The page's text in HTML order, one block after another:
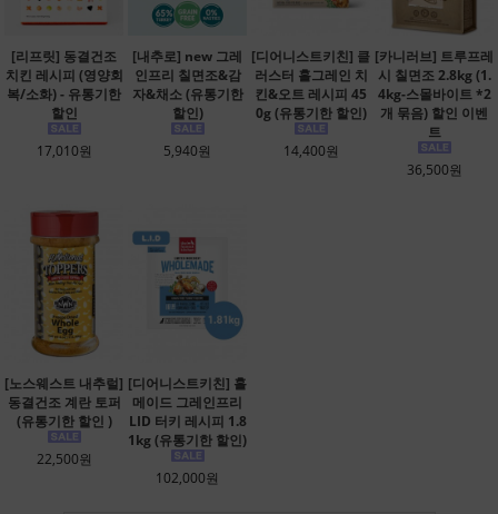
[리프릿] 동결건조
치킨 레시피 (영양회
복/소화) - 유통기한
할인
17,010원
[내추로] new 그레
인프리 칠면조&감
자&채소 (유통기한
할인)
5,940원
[디어니스트키친] 클
러스터 홀그레인 치
킨&오트 레시피 45
0g (유통기한 할인)
14,400원
[카니러브] 트루프레
시 칠면조 2.8kg (1.
4kg-스몰바이트 *2
개 묶음) 할인 이벤
트
36,500원
[노스웨스트 내추럴]
동결건조 계란 토퍼
(유통기한 할인 )
22,500원
[디어니스트키친] 홀
메이드 그레인프리
LID 터키 레시피 1.8
1kg (유통기한 할인)
102,000원